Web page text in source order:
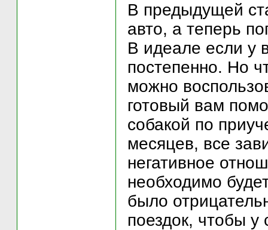
В предыдущей
авто, а теперь
В идеале если у
постепенно. Но
можно
готовый вам
собакой по
месяцев, все
негативное
необходимо
было
поездок, чтобы